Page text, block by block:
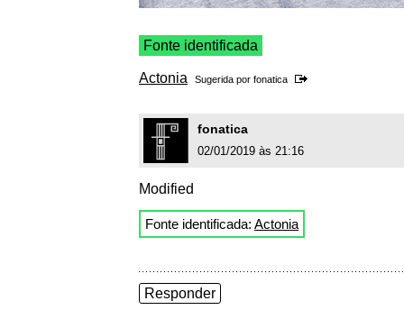
Fonte identificada
Actonia Sugerida por fonatica
fonatica
02/01/2019 às 21:16
Modified
Fonte identificada: Actonia
Responder